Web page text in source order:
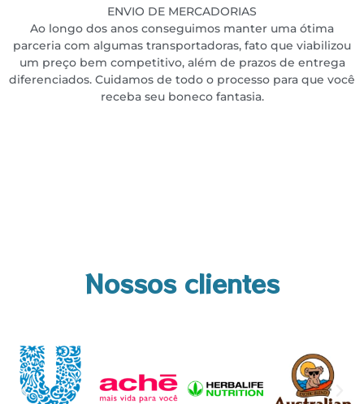
ENVIO DE MERCADORIAS
Ao longo dos anos conseguimos manter uma ótima
parceria com algumas transportadoras, fato que viabilizou
um preço bem competitivo, além de prazos de entrega
diferenciados. Cuidamos de todo o processo para que você
receba seu boneco fantasia.
Nossos clientes